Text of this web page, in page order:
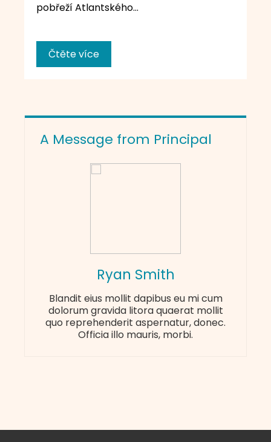
pobřeží Atlantského…
Čtěte více
A Message from Principal
Ryan Smith
Blandit eius mollit dapibus eu mi cum
dolorum gravida litora quaerat mollit
quo reprehenderit aspernatur, donec.
Officia illo mauris, morbi.